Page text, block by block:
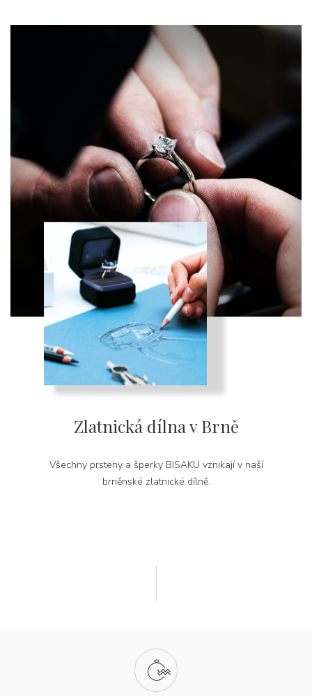
Zlatnická dílna v Brně
Všechny prsteny a šperky BISAKU vznikají v naší
brněnské zlatnické dílně.